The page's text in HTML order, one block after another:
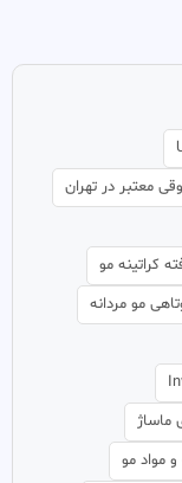
معتبر در تهران
کراتینه مو
مو مردانه
ماساژ
مواد مو